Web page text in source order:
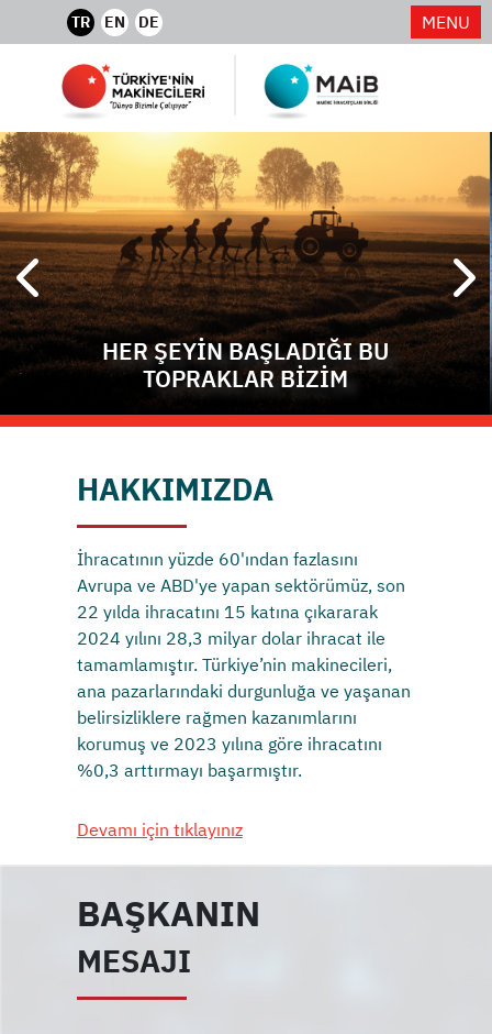
TR EN DE MENU
HER ŞEYİN BAŞLADIĞI BU
TOPRAKLAR BİZİM
HAKKIMIZDA
İhracatının yüzde 60'ından fazlasını
Avrupa ve ABD'ye yapan sektörümüz, son
22 yılda ihracatını 15 katına çıkararak
2024 yılını 28,3 milyar dolar ihracat ile
tamamlamıştır. Türkiye’nin makinecileri,
ana pazarlarındaki durgunluğa ve yaşanan
belirsizliklere rağmen kazanımlarını
korumuş ve 2023 yılına göre ihracatını
%0,3 arttırmayı başarmıştır.
Devamı için tıklayınız
BAŞKANIN
MESAJI